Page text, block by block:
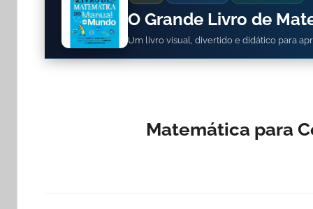
O Grande Livro de
Um livro visual, divertido e didático para
Matemática para